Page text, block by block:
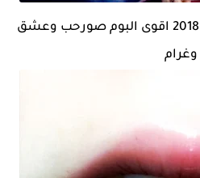
صورحب رومنسيه جديدة 2018 اقوى البوم صورحب وعشق
وغرام